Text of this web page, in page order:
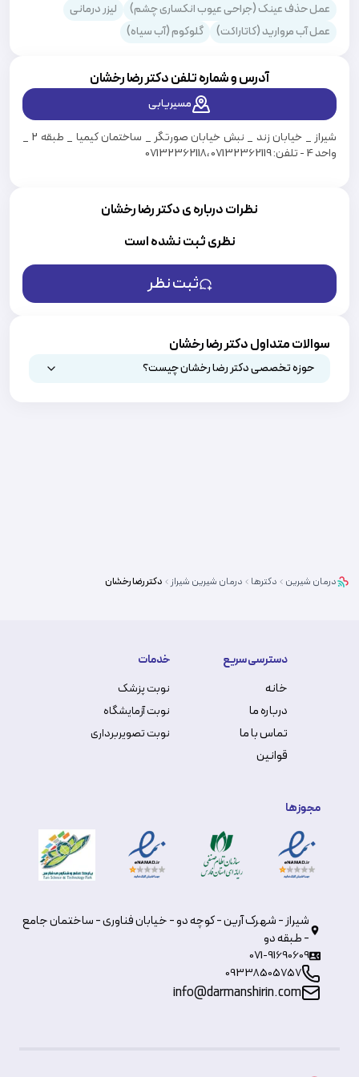
عمل حذف عینک (جراحی عیوب انکساری چشم)
لیزر درمانی
عمل آب مروارید (کاتاراکت)
گلوکوم (آب سیاه)
آدرس و شماره تلفن دکتررضا رخشان
مسیریابی
شیراز _ خیابان زند _ نبش خیابان صورتگر _ ساختمان کیمیا _ طبقه 2 _
واحد 4 - تلفن: 07132362119 ،07132362118
نظرات درباره ی دکتر رضا رخشان
نظری ثبت نشده است
ثبت نظر
سوالات متداول دکتر رضا رخشان
حوزه تخصصی دکتر رضا رخشان چیست؟
درمان شیرین دکترها درمان شیرین شیراز دکتررضا رخشان
دسترسی سریع
خانه
درباره ما
تماس با ما
قوانین
خدمات
نوبت پزشک
نوبت آزمایشگاه
نوبت تصویربرداری
مجوزها
شیراز - شهرک آرین - کوچه دو - خیابان فناوری - ساختمان جامع
- طبقه دو
071-91690609
09338505757
info@darmanshirin.com